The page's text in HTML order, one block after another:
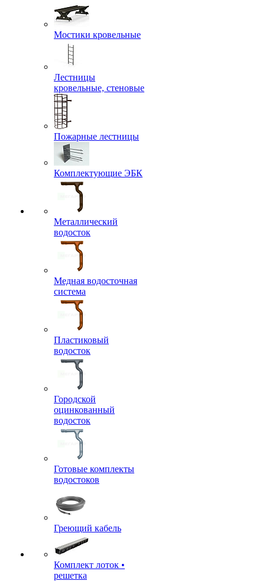
Мостики кровельные
Лестницы
кровельные, стеновые
Пожарные лестницы
Комплектующие ЭБК
Металлический
водосток
Медная водосточная
система
Пластиковый
водосток
Городской
оцинкованный
водосток
Готовые комплекты
водостоков
Греющий кабель
Комплект лоток •
решетка